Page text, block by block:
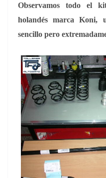
Observamos todo el
holandés marca Koni,
sencillo pero